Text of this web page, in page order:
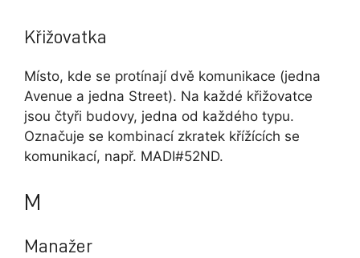
Křižovatka
Místo, kde se protínají dvě komunikace (jedna
Avenue a jedna Street). Na každé křižovatce
jsou čtyři budovy, jedna od každého typu.
Označuje se kombinací zkratek křížících se
komunikací, např. MADI#52ND.
M
Manažer